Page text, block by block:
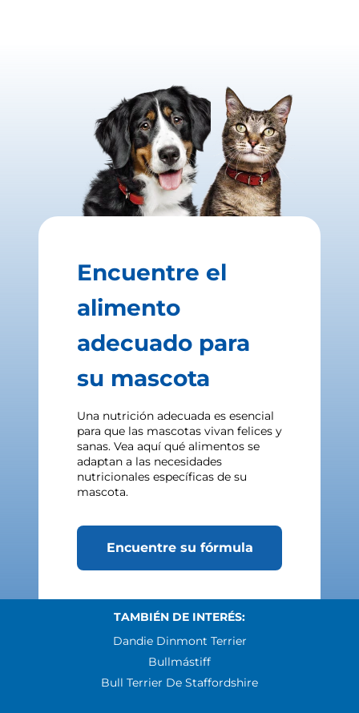
Encuentre el
alimento
adecuado para
su mascota
Una nutrición adecuada es esencial
para que las mascotas vivan felices y
sanas. Vea aquí qué alimentos se
adaptan a las necesidades
nutricionales específicas de su
mascota.
Encuentre su fórmula
TAMBIÉN DE INTERÉS:
Dandie Dinmont Terrier
Bullmástiff
Bull Terrier De Staffordshire